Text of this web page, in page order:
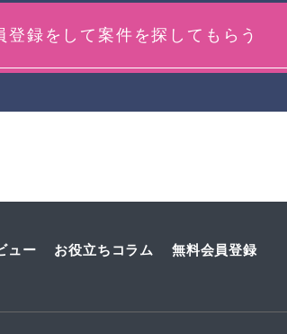
登録をして案件を探してもらう
ュー お役立ちコラム 無料会員登録